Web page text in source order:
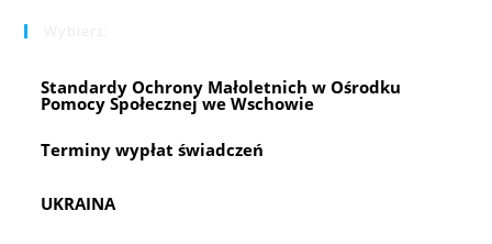
Standardy Ochrony Małoletnich w Ośrodku
Pomocy Społecznej we Wschowie
Terminy wypłat świadczeń
UKRAINA